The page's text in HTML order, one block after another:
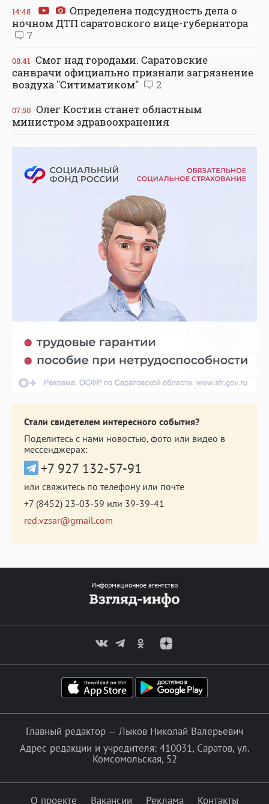
14:48
Определена подсудность дела о
ночном ДТП саратовского вице-губернатора
7
08:41 Смог над городами. Саратовские
санврачи официально признали загрязнение
воздуха "Ситиматиком"
2
07:50 Олег Костин станет областным
министром здравоохранения
Стали свидетелем интересного события?
Поделитесь с нами новостью, фото или видео в
мессенджерах:
+7 927 132-57-91
или свяжитесь по телефону или почте
+7 (8452) 23-03-59 или 39-39-41
red.vzsar@gmail.com
Информационное агентство
Главный редактор — Лыков Николай Валерьевич
Адрес редакции и учредителя: 410031, Саратов, ул.
Комсомольская, 52
О проекте Вакансии Реклама Контакты